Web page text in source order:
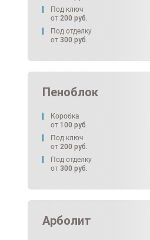
Под ключ
от 200 руб.
Под отделку
от 300 руб.
Пеноблок
Коробка
от 100 руб.
Под ключ
от 200 руб.
Под отделку
от 300 руб.
Арболит